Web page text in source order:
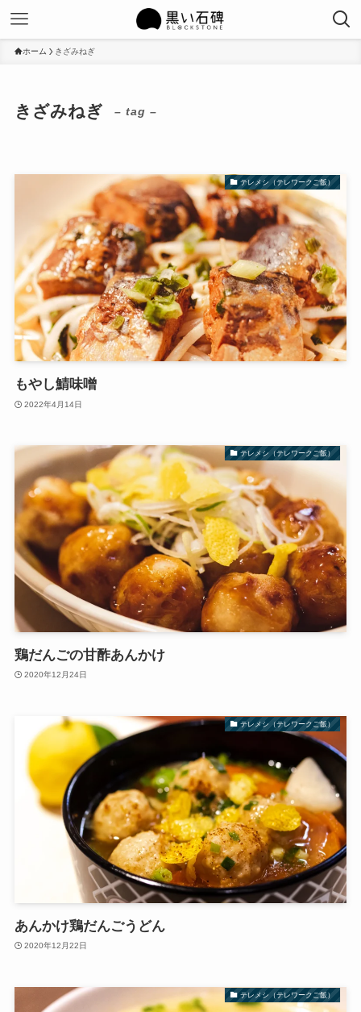
ホーム きざみねぎ
きざみねぎ – tag –
テレメシ（テレワークご飯）
もやし鯖味噌
2022年4月14日
テレメシ（テレワークご飯）
鶏だんごの甘酢あんかけ
2020年12月24日
テレメシ（テレワークご飯）
あんかけ鶏だんごうどん
2020年12月22日
テレメシ（テレワークご飯）